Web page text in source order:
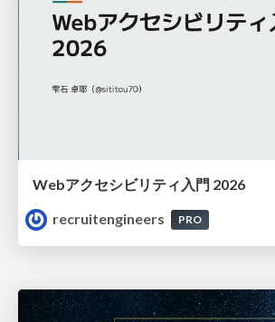
Webアクセシビリティ入門 2026
recruitengineers
PRO